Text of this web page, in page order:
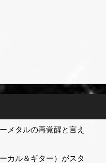
メタルの再覚醒と言え
カル＆ギター）がスタ